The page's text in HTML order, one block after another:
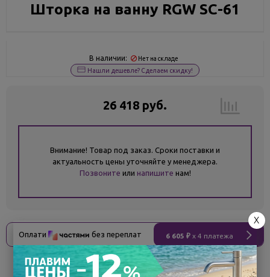
Шторка на ванну RGW SC-61
В наличии: Нет на складе
Нашли дешевле? Сделаем скидку!
26 418 руб.
Внимание! Товар под заказ. Сроки поставки и
актуальность цены уточняйте у менеджера.
Позвоните или напишите нам!
Оплати без переплат 6 605 ₽ x 4 платежа
Поделиться
X